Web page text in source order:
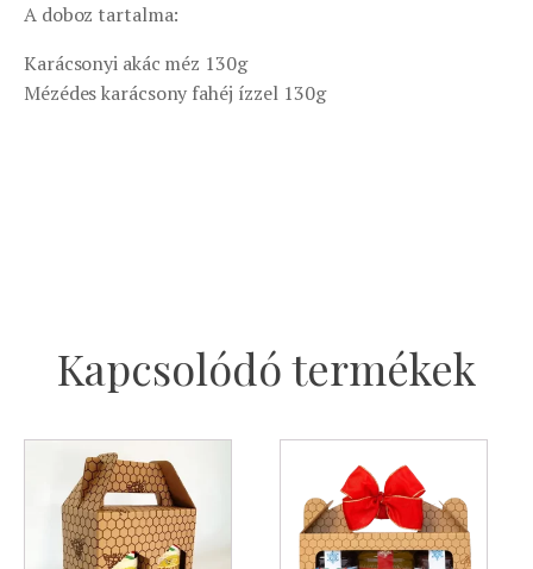
A doboz tartalma:
Karácsonyi akác méz 130g
Mézédes karácsony fahéj ízzel 130g
Kapcsolódó termékek